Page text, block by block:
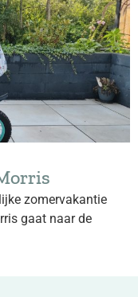
zomervakantie
gaat naar de